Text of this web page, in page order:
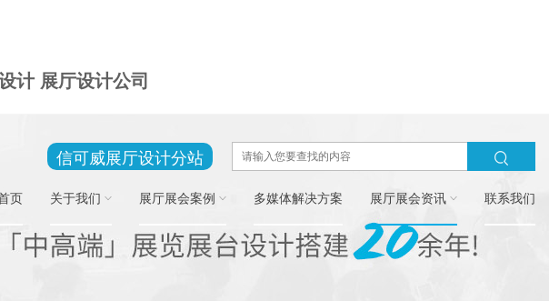
计 展厅设计公司
信可威展厅设计分站
页 关于我们 展厅展会案例 多媒体解决方案 展厅展会资讯 联系我们